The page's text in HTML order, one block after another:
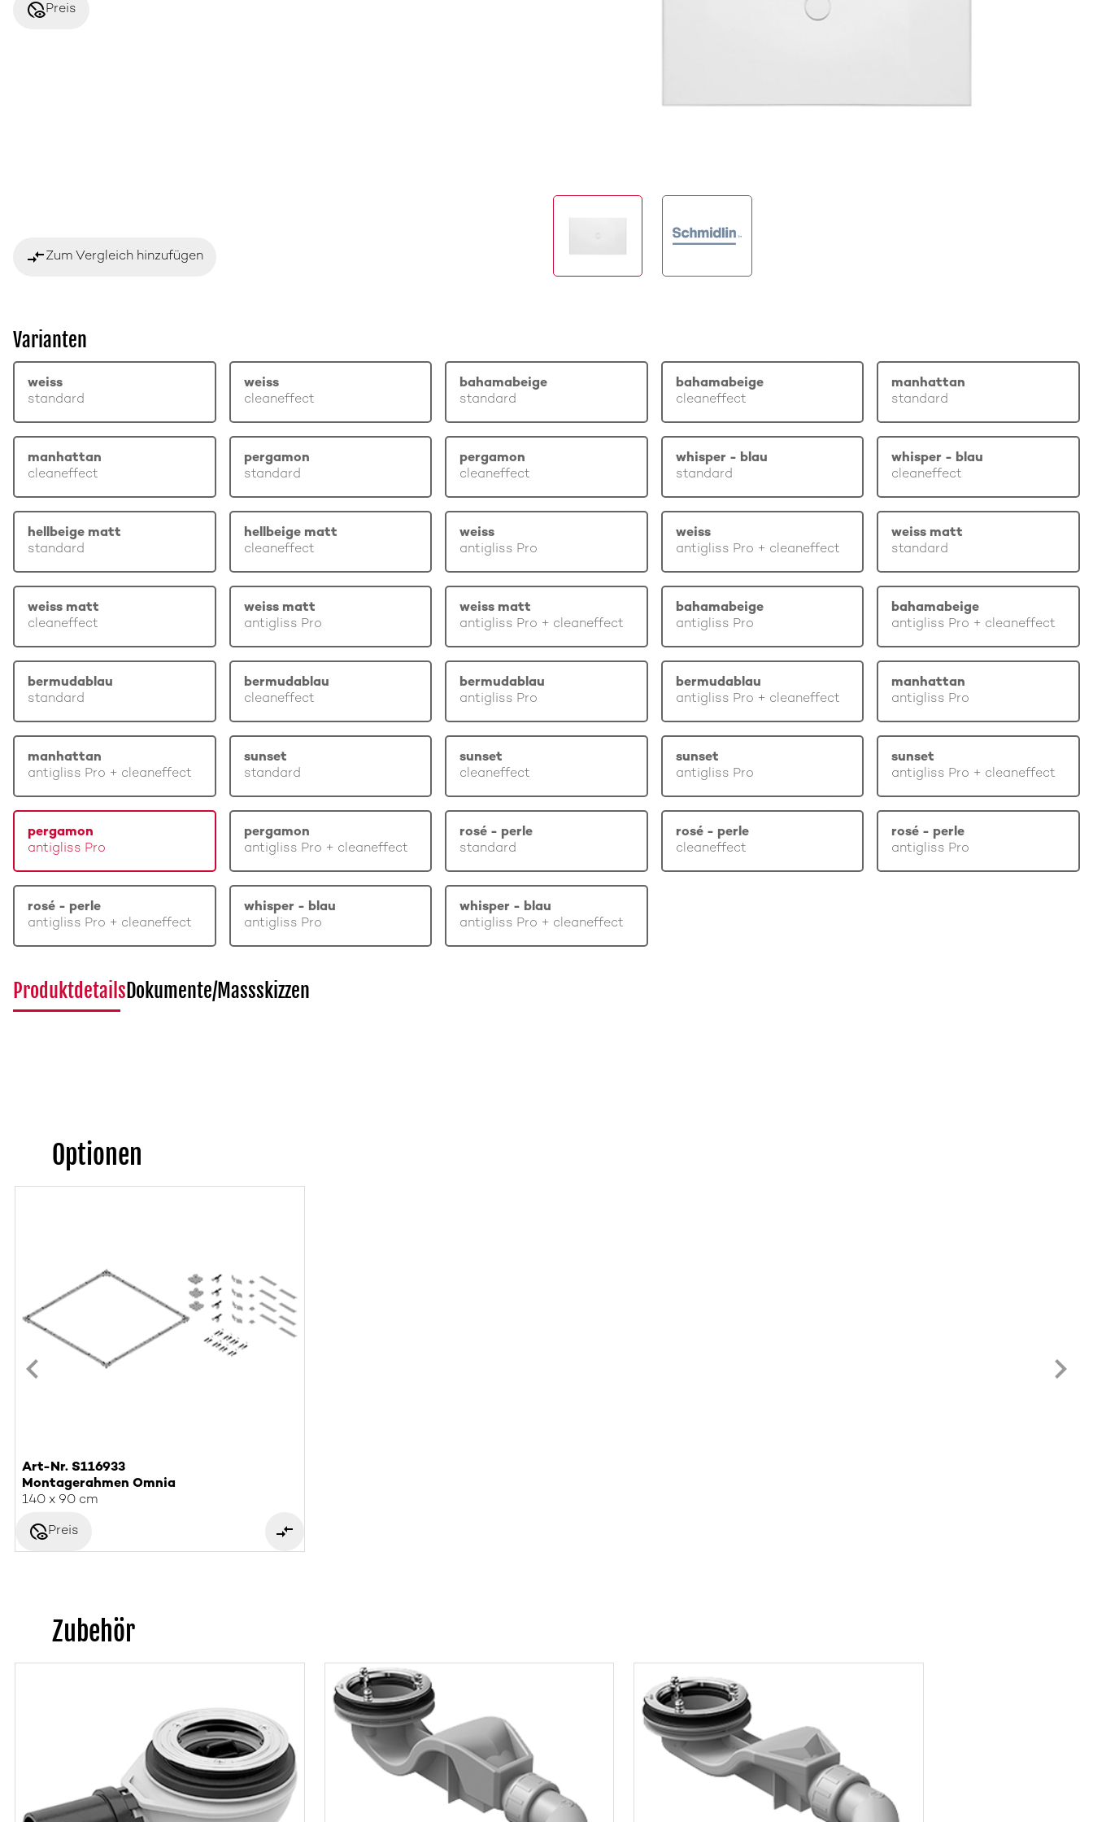
disabled_visiblePreis
compare_arrowsZum Vergleich hinzufügen
Varianten
weiss
standard
weiss
cleaneffect
bahamabeige
standard
bahamabeige
cleaneffect
manhattan
standard
manhattan
cleaneffect
pergamon
standard
pergamon
cleaneffect
whisper - blau
standard
whisper - blau
cleaneffect
hellbeige matt
standard
hellbeige matt
cleaneffect
weiss
antigliss Pro
weiss
antigliss Pro + cleaneffect
weiss matt
standard
weiss matt
cleaneffect
weiss matt
antigliss Pro
weiss matt
antigliss Pro + cleaneffect
bahamabeige
antigliss Pro
bahamabeige
antigliss Pro + cleaneffect
bermudablau
standard
bermudablau
cleaneffect
bermudablau
antigliss Pro
bermudablau
antigliss Pro + cleaneffect
manhattan
antigliss Pro
manhattan
antigliss Pro + cleaneffect
sunset
standard
sunset
cleaneffect
sunset
antigliss Pro
sunset
antigliss Pro + cleaneffect
pergamon
antigliss Pro
pergamon
antigliss Pro + cleaneffect
rosé - perle
standard
rosé - perle
cleaneffect
rosé - perle
antigliss Pro
rosé - perle
antigliss Pro + cleaneffect
whisper - blau
antigliss Pro
whisper - blau
antigliss Pro + cleaneffect
ProduktdetailsDokumente/Massskizzen
Optionen
Art-Nr. S116933
Montagerahmen Omnia
140 x 90 cm
disabled_visiblePreis
Zubehör